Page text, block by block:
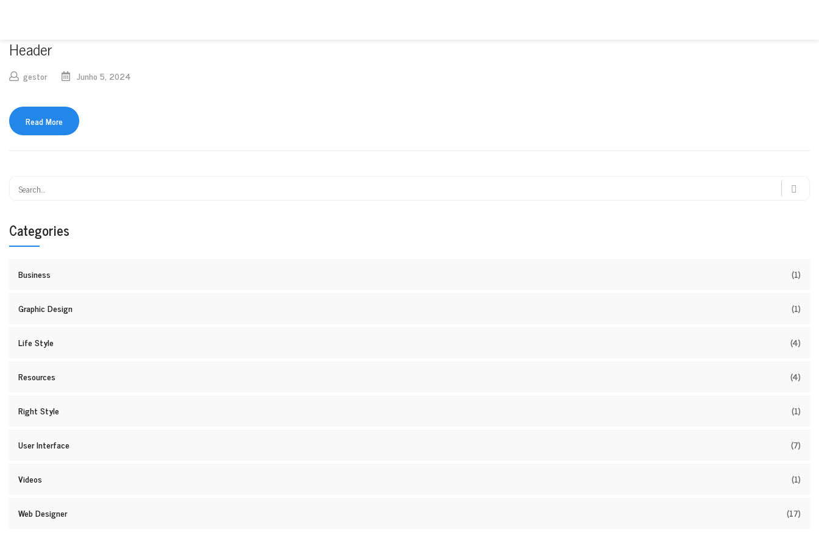
Header
gestor Junho 5, 2024
Read More
Categories
Business (1)
Graphic Design (1)
Life Style (4)
Resources (4)
Right Style (1)
User Interface (7)
Videos (1)
Web Designer (17)